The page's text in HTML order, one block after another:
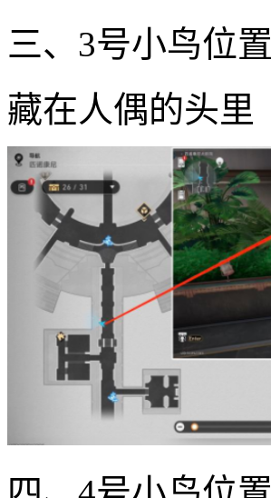
三、3号小鸟位置
藏在人偶的头里